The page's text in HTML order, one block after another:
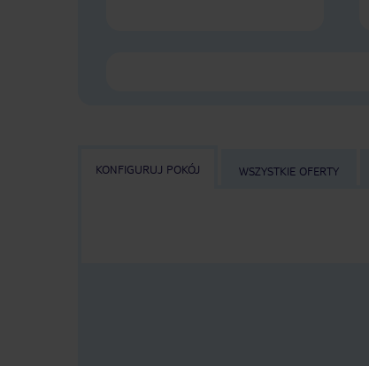
KONFIGURUJ POKÓJ WSZYSTKIE OFERTY